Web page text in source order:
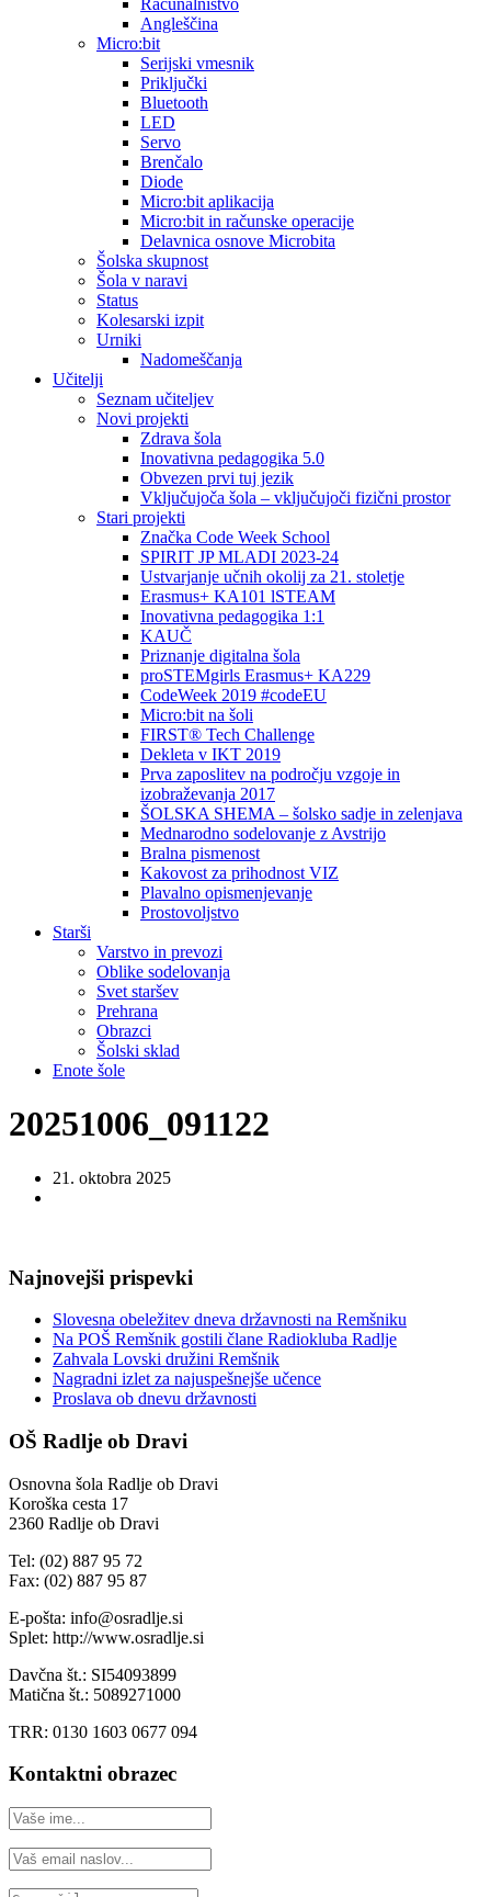
Računalništvo
Angleščina
Micro:bit
Serijski vmesnik
Priključki
Bluetooth
LED
Servo
Brenčalo
Diode
Micro:bit aplikacija
Micro:bit in računske operacije
Delavnica osnove Microbita
Šolska skupnost
Šola v naravi
Status
Kolesarski izpit
Urniki
Nadomeščanja
Učitelji
Seznam učiteljev
Novi projekti
Zdrava šola
Inovativna pedagogika 5.0
Obvezen prvi tuj jezik
Vključujoča šola – vključujoči fizični prostor
Stari projekti
Značka Code Week School
SPIRIT JP MLADI 2023-24
Ustvarjanje učnih okolij za 21. stoletje
Erasmus+ KA101 lSTEAM
Inovativna pedagogika 1:1
KAUČ
Priznanje digitalna šola
proSTEMgirls Erasmus+ KA229
CodeWeek 2019 #codeEU
Micro:bit na šoli
FIRST® Tech Challenge
Dekleta v IKT 2019
Prva zaposlitev na področju vzgoje in
izobraževanja 2017
ŠOLSKA SHEMA – šolsko sadje in zelenjava
Mednarodno sodelovanje z Avstrijo
Bralna pismenost
Kakovost za prihodnost VIZ
Plavalno opismenjevanje
Prostovoljstvo
Starši
Varstvo in prevozi
Oblike sodelovanja
Svet staršev
Prehrana
Obrazci
Šolski sklad
Enote šole
20251006_091122
21. oktobra 2025
Najnovejši prispevki
Slovesna obeležitev dneva državnosti na Remšniku
Na POŠ Remšnik gostili člane Radiokluba Radlje
Zahvala Lovski družini Remšnik
Nagradni izlet za najuspešnejše učence
Proslava ob dnevu državnosti
OŠ Radlje ob Dravi
Osnovna šola Radlje ob Dravi
Koroška cesta 17
2360 Radlje ob Dravi
Tel: (02) 887 95 72
Fax: (02) 887 95 87
E-pošta: info@osradlje.si
Splet: http://www.osradlje.si
Davčna št.: SI54093899
Matična št.: 5089271000
TRR: 0130 1603 0677 094
Kontaktni obrazec